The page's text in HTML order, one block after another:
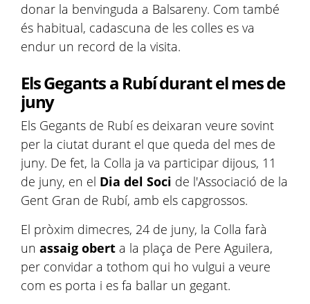
donar la benvinguda a Balsareny. Com també
és habitual, cadascuna de les colles es va
endur un record de la visita.
Els Gegants a Rubí durant el mes de
juny
Els Gegants de Rubí es deixaran veure sovint
per la ciutat durant el que queda del mes de
juny. De fet, la Colla ja va participar dijous, 11
de juny, en el Dia del Soci de l'Associació de la
Gent Gran de Rubí, amb els capgrossos.
El pròxim dimecres, 24 de juny, la Colla farà
un assaig obert a la plaça de Pere Aguilera,
per convidar a tothom qui ho vulgui a veure
com es porta i es fa ballar un gegant.